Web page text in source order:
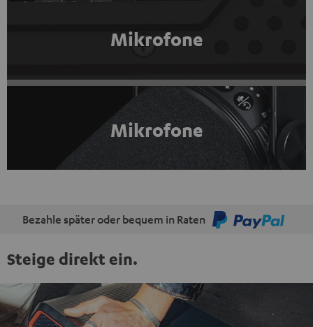
Mikrofone
Mikrofone
Bezahle später oder bequem in Raten
Steige direkt ein.